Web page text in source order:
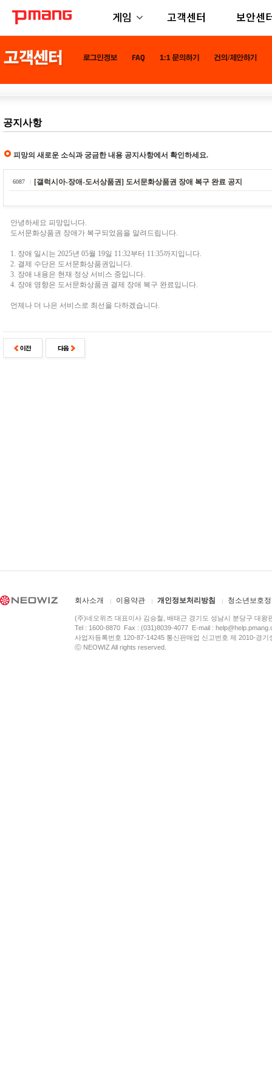
게임 고객센터 보안센
공지사항
피망의 새로운 소식과 궁금한 내용 공지사항에서 확인하세요.
6087 [갤럭시아-장애-도서상품권] 도서문화상품권 장애 복구 완료 공지
안녕하세요 피망입니다.
도서문화상품권 장애가 복구되었음을 알려드립니다.
1. 장애 일시는 2025년 05월 19일 11:32부터 11:35까지입니다.
2. 결제 수단은 도서문화상품권입니다.
3. 장애 내용은 현재 정상 서비스 중입니다.
4. 장애 영향은 도서문화상품권 결제 장애 복구 완료입니다.
언제나 더 나은 서비스로 최선을 다하겠습니다.
회사소개 이용약관 개인정보처리방침 청소년보호
(주)네오위즈 대표이사 김승철, 배태근 경기도 성남시 분당구 대왕
Tel : 1600-8870 Fax : (031)8039-4077 E-mail :
사업자등록번호 120-87-14245 통신판매업 신고번호 제 2010-경
ⓒ NEOWIZ All rights reserved.